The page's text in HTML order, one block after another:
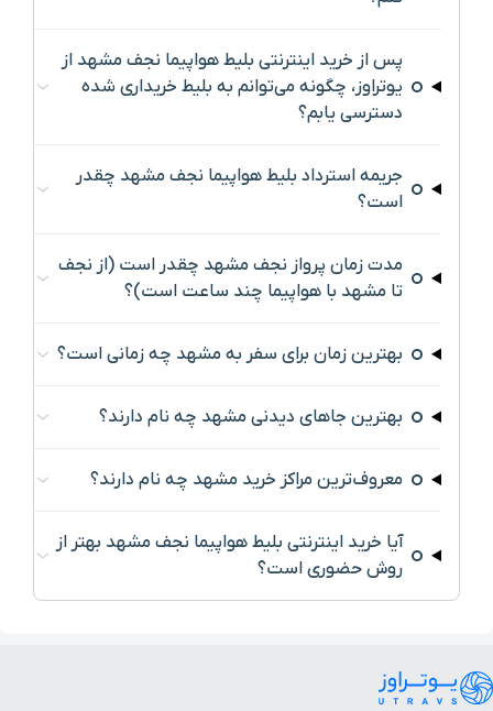
پس از خرید اینترنتی بلیط هواپیما نجف مشهد از
یوتراوز، چگونه می‌توانم به بلیط خریداری شده
دسترسی یابم؟
جریمه استرداد بلیط هواپیما نجف مشهد چقدر
است؟
مدت زمان پرواز نجف مشهد چقدر است (از نجف
تا مشهد با هواپیما چند ساعت است)؟
بهترین زمان برای سفر به مشهد چه زمانی است؟
بهترین جاهای دیدنی مشهد چه نام دارند؟
معروف‌ترین مراکز خرید مشهد چه نام دارند؟
آیا خرید اینترنتی بلیط هواپیما نجف مشهد بهتر از
روش حضوری است؟